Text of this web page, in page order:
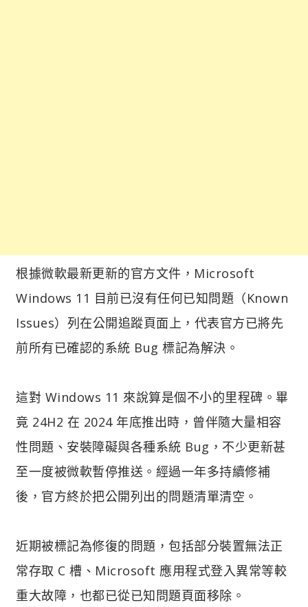
根據微軟最新更新的官方文件，Microsoft
Windows 11 目前已沒有任何已知問題（Known
Issues）列在公開追蹤頁面上，代表官方已將先
前所有已確認的系統 Bug 標記為解決。
這對 Windows 11 來說算是個不小的里程碑。畢
竟 24H2 在 2024 年底推出時，曾伴隨大量相容
性問題、安裝障礙與各種系統 Bug，不少更新甚
至一度被微軟暫停推送。經過一年多持續修補
後，官方終於把公開列出的問題清單清空。
近期被標記為修復的問題，包括部分裝置無法正
常存取 C 槽、Microsoft 應用程式登入異常等較
重大故障，也都已從已知問題頁面移除。